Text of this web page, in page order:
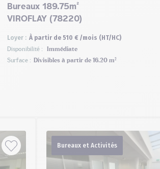
Bureaux 189.75m²
VIROFLAY (78220)
Loyer : À partir de 510 € /mois (HT/HC)
Disponibilité :
Immédiate
Surface :
Divisibles à partir de 16.20 m²
Bureaux et Activités